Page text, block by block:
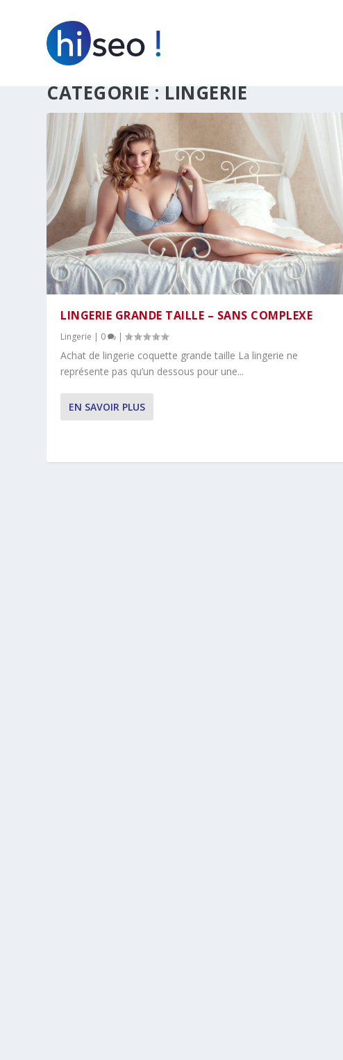
CATÉGORIE : LINGERIE
LINGERIE GRANDE TAILLE – SANS COMPLEXE
Lingerie | 0 |
Achat de lingerie coquette grande taille La lingerie ne
représente pas qu’un dessous pour une...
EN SAVOIR PLUS